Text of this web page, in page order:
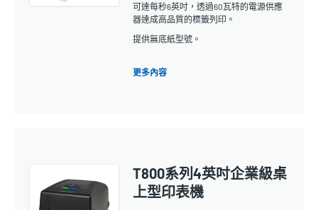
可達每秒6英吋，透過60瓦特的電源供應
器達成高品質的標籤列印。
提供無底紙型號。
更多內容
T800系列4英吋企業級桌
上型印表機